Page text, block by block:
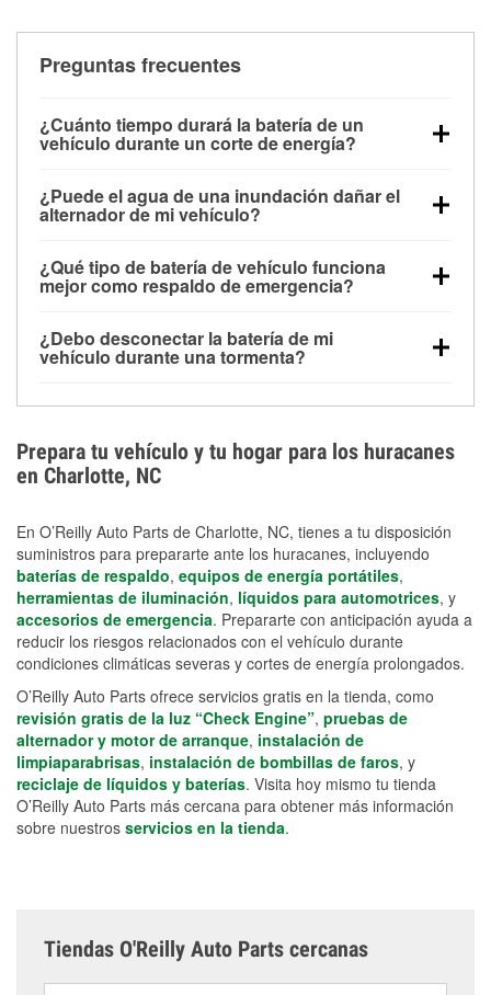
Preguntas frecuentes
¿Cuánto tiempo durará la batería de un
vehículo durante un corte de energía?
alimentar pequeños accesorios durante un tiempo
limitado, pero el uso repetido sin conducir el vehículo
contar con un equipo de carga de respaldo para
cortes prolongados.
¿Puede el agua de una inundación dañar el
alternador de mi vehículo?
parte baja del compartimento del motor y pueden
dañarse si se sumergen, lo que puede provocar una
días después de la exposición.
¿Qué tipo de batería de vehículo funciona
mejor como respaldo de emergencia?
para aplicaciones de ciclo profundo porque son
selladas, resistentes a las vibraciones y más
¿Debo desconectar la batería de mi
vehículo durante una tormenta?
los daños por inundación. Evitar el agua estancada y
preparar opciones de carga de respaldo son
medidas de protección más efectivas.
Prepara tu vehículo y tu hogar para los huracanes
en Charlotte, NC
En O’Reilly Auto Parts de Charlotte, NC, tienes a tu disposición
suministros para prepararte ante los huracanes, incluyendo
baterías de respaldo, equipos de energía portátiles,
herramientas de iluminación, líquidos para automotrices, y
accesorios de emergencia. Prepararte con anticipación ayuda a
reducir los riesgos relacionados con el vehículo durante
condiciones climáticas severas y cortes de energía prolongados.
O’Reilly Auto Parts ofrece servicios gratis en la tienda, como
revisión gratis de la luz “Check Engine”, pruebas de
alternador y motor de arranque, instalación de
limpiaparabrisas, instalación de bombillas de faros, y
reciclaje de líquidos y baterías. Visita hoy mismo tu tienda
O’Reilly Auto Parts más cercana para obtener más información
sobre nuestros servicios en la tienda.
Tiendas O'Reilly Auto Parts cercanas